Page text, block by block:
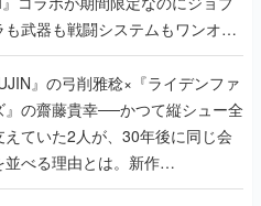
も武器も戦闘システムもワンオフ
まれた理由を両ディレクターに聞
』の弓削雅稔×『ライデンファ
』の齋藤貴幸──かつて縦シュー全
えていた2人が、30年後に同じ会
並べる理由とは。新作
EXTREME』で初タッグを組